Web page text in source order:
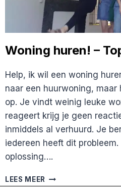
Woning huren! –
Help, ik wil een woning
naar een huurwoning,
op. Je vindt weinig leuke
reageert krijg je geen
inmiddels al verhuurd. Je
iedereen heeft dit
oplossing….
LEES MEER WONING
HUREN!